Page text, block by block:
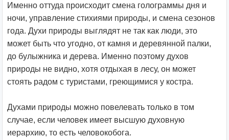
Именно оттуда происходит смена голограммы дня и
ночи, управление стихиями природы, и смена сезонов
года. Духи природы выглядят не так как люди, это
может быть что угодно, от камня и деревянной палки,
до булыжника и дерева. Именно поэтому духов
природы не видно, хотя отдыхая в лесу, он может
стоять радом с туристами, греющимися у костра.
Духами природы можно повелевать только в том
случае, если человек имеет высшую духовную
иерархию, то есть человокобога.